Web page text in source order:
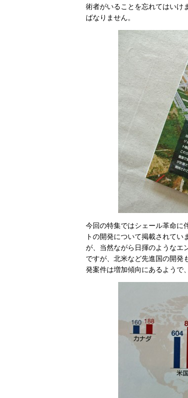
術者がいることを忘れてはいけ
ばなりません。
今回の特集ではシェール革命に
トの開発について掲載されて
が、当然ながら日揮のようなエ
ですが、北米など先進国の開発
発案件は増加傾向にあるようで